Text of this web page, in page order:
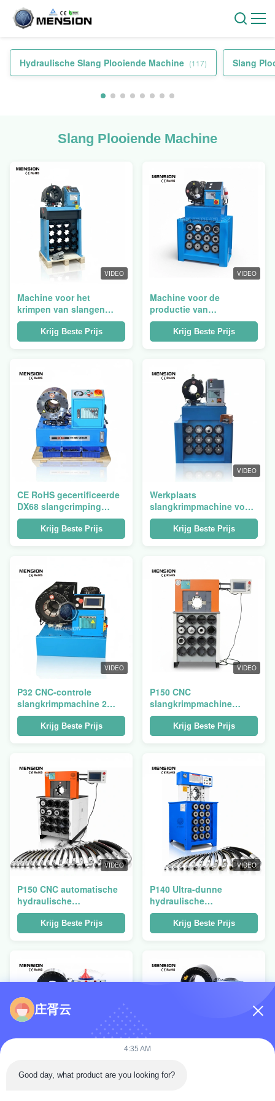
Hydraulische Slang Plooiende Machine (117) Slang
Slang Plooiende Machine
VIDEO
Machine voor het
krimpen van slangen
voor de reparatie van
graafmachines voor de
werkplaatsservice
Krijg Beste Prijs
VIDEO
Machine voor de
productie van
rubberproducten P32
Slangpersmachine 2 inch
pijpkrimpgereedschap
Krijg Beste Prijs
CE RoHS gecertificeerde
DX68 slangcrimping
machine voor
hydraulische rubber
slang assemblage
Krijg Beste Prijs
VIDEO
Werkplaats
slangkrimpmachine voor
graafmachine reparatie
P32 Hydraulische
slangkrimpmachine
Krijg Beste Prijs
VIDEO
P32 CNC-controle
slangkrimpmachine 2
inch Hydraulische
slangpers krimpmachine
Krijg Beste Prijs
VIDEO
P150 CNC
slangkrimpmachine
Automatische
hydraulische slangkrimp
voor
Krijg Beste Prijs
VIDEO
P150 CNC automatische
hydraulische
slangcrimpmachine met
780T krimpkracht en 14-
87mm krimpbereik
Krijg Beste Prijs
VIDEO
P140 Ultra-dunne
hydraulische
slangkrimpmachine met
750T krimpkracht en 3
inch capaciteit
Krijg Beste Prijs
庄胥云
4:35 AM
Good day, what product are you looking for?